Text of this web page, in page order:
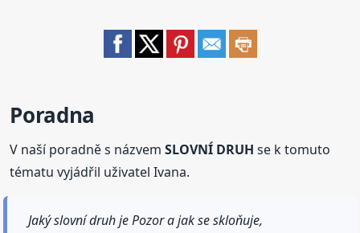
Poradna
V naší poradně s názvemSLOVNÍ DRUH se k tomuto
tématu vyjádřil uživatel Ivana.
Jaký slovní druh je Pozor a jak se skloňuje,